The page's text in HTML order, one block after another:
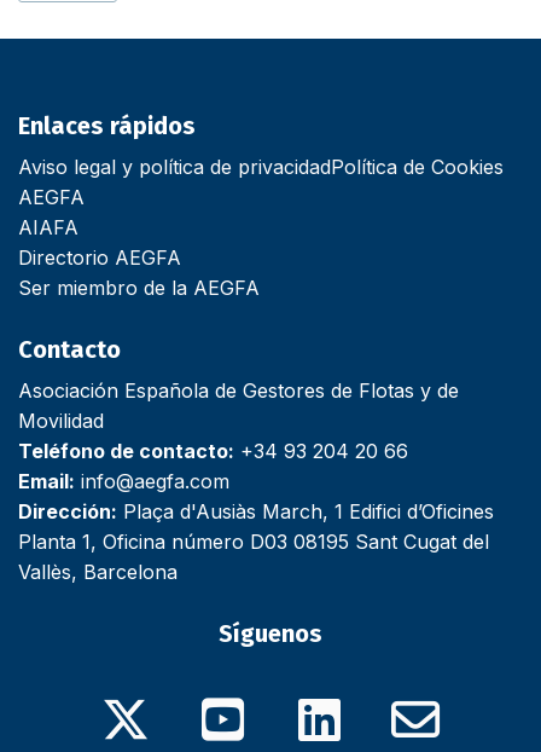
Enlaces rápidos
Aviso legal y política de privacidadPolítica de Cookies
AEGFA
AIAFA
Directorio AEGFA
Ser miembro de la AEGFA
Contacto
Asociación Española de Gestores de Flotas y de
Movilidad
Teléfono de contacto: +34 93 204 20 66
Email: info@aegfa.com
Dirección: Plaça d'Ausiàs March, 1 Edifici d’Oficines
Planta 1, Oficina número D03 08195 Sant Cugat del
Vallès, Barcelona
Síguenos